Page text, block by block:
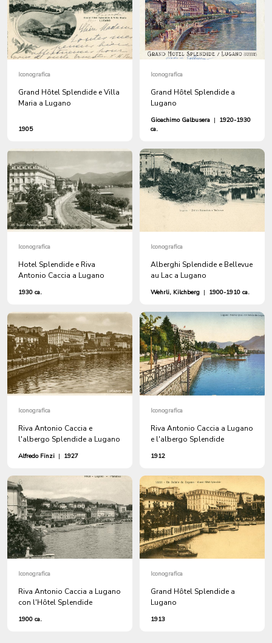
Iconografica
Grand Hôtel Splendide e Villa
Maria a Lugano
1905
Iconografica
Grand Hôtel Splendide a
Lugano
Gioachimo Galbusera | 1920-1930
ca.
Iconografica
Hotel Splendide e Riva
Antonio Caccia a Lugano
1930 ca.
Iconografica
Alberghi Splendide e Bellevue
au Lac a Lugano
Wehrli, Kilchberg | 1900-1910 ca.
Iconografica
Riva Antonio Caccia e
l'albergo Splendide a Lugano
Alfredo Finzi | 1927
Iconografica
Riva Antonio Caccia a Lugano
e l'albergo Splendide
1912
Iconografica
Riva Antonio Caccia a Lugano
con l'Hôtel Splendide
1900 ca.
Iconografica
Grand Hôtel Splendide a
Lugano
1913